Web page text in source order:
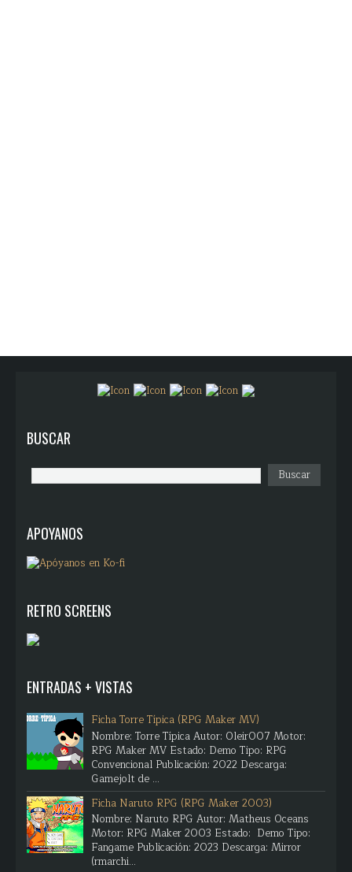
BUSCAR
APOYANOS
RETRO SCREENS
ENTRADAS + VISTAS
Ficha Torre Típica (RPG Maker MV)
Nombre: Torre Típica Autor: Oleir007 Motor:
RPG Maker MV Estado: Demo Tipo: RPG
Convencional Publicación: 2022 Descarga:
Gamejolt de ...
Ficha Naruto RPG (RPG Maker 2003)
Nombre: Naruto RPG Autor: Matheus Oceans
Motor: RPG Maker 2003 Estado: Demo Tipo:
Fangame Publicación: 2023 Descarga: Mirror
(rmarchi...